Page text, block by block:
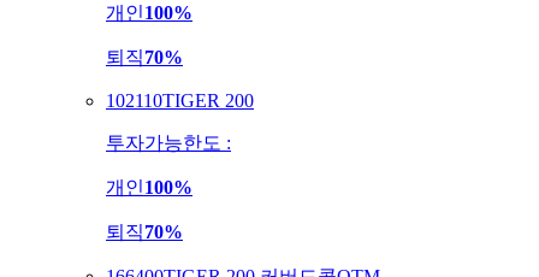
개인100%
퇴직70%
102110TIGER 200
투자가능한도 :
개인100%
퇴직70%